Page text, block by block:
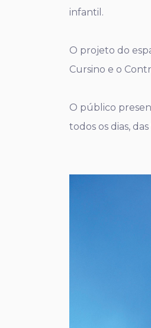
infantil.
O projeto do
Cursino e o
O público
todos os dias,